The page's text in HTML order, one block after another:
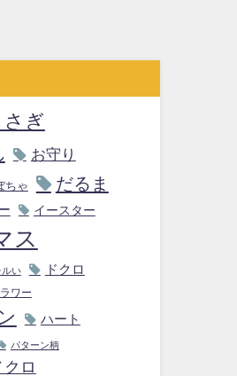
さぎ
お守り
ちゃ だるま
イースター
ス
ルい ドクロ
ワー
ハート
パターン柄
クロ